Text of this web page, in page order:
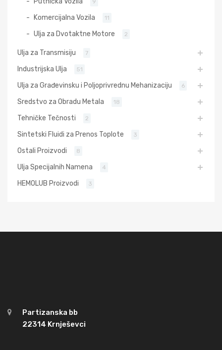
9
Komercijalna Vozila 11
Ulja za Dvotaktne Motore 2
Ulja za Transmisiju 7
Industrijska Ulja 51
Ulja za Građevinsku i Poljoprivrednu Mehanizaciju 6
Sredstvo za Obradu Metala 18
Tehničke Tečnosti 2
Sintetski Fluidi za Prenos Toplote 3
Ostali Proizvodi 8
Ulja Specijalnih Namena 4
HEMOLUB Proizvodi 3
Partizanska bb
22314 Krnješevci